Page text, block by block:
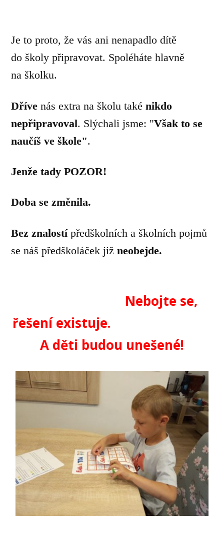
Je to proto, že vás ani nenapadlo dítě
do školy připravovat. Spoléháte hlavně
na školku.
Dříve nás extra na školu takénikdo
nepřipravoval. Slýchali jsme: "Však to se
naučíš ve škole".
Jenže tady POZOR!
Doba se změnila.
Bez znalostípředškolních a školních pojmů
se náš předškoláček jižneobejde.
Nebojte se,
řešení existuje.
A děti budou unešené!